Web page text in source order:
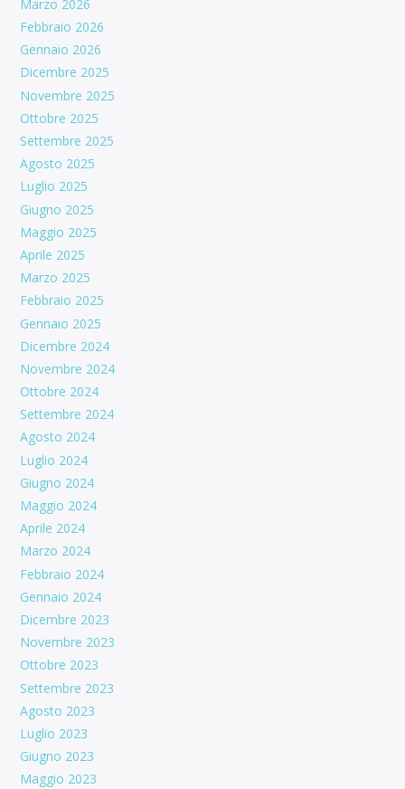
Marzo 2026
Febbraio 2026
Gennaio 2026
Dicembre 2025
Novembre 2025
Ottobre 2025
Settembre 2025
Agosto 2025
Luglio 2025
Giugno 2025
Maggio 2025
Aprile 2025
Marzo 2025
Febbraio 2025
Gennaio 2025
Dicembre 2024
Novembre 2024
Ottobre 2024
Settembre 2024
Agosto 2024
Luglio 2024
Giugno 2024
Maggio 2024
Aprile 2024
Marzo 2024
Febbraio 2024
Gennaio 2024
Dicembre 2023
Novembre 2023
Ottobre 2023
Settembre 2023
Agosto 2023
Luglio 2023
Giugno 2023
Maggio 2023